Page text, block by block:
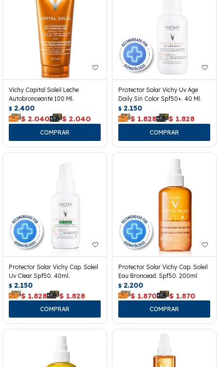
Vichy Capital Soleil Leche
Autobronceante 100 Ml.
$ 2.400
$ 2.040 $ 2.040
Protector Solar Vichy Uv Age
Daily Sin Color Spf50+. 40 Ml.
$ 2.150
$ 1.828 $ 1.828
Protector Solar Vichy Cap. Soleil
Uv Clear Spf50. 40ml.
$ 2.150
$ 1.828 $ 1.828
Protector Solar Vichy Cap. Soleil
Eau Broncead. Spf50. 200ml
$ 2.200
$ 1.870 $ 1.870